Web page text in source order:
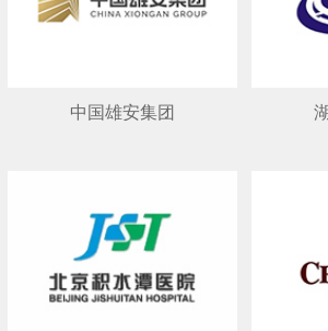
中国雄安集团